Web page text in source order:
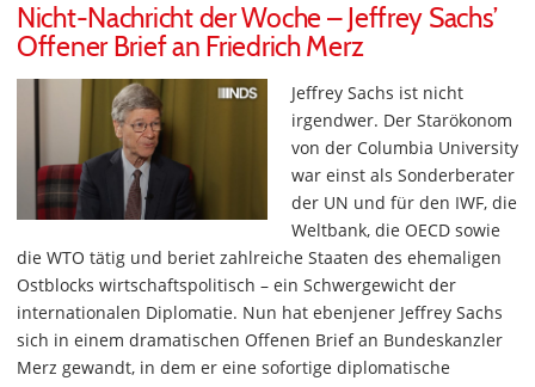
Nicht-Nachricht der Woche – Jeffrey Sachs’
Offener Brief an Friedrich Merz
Jeffrey Sachs ist nicht
irgendwer. Der Starökonom
von der Columbia University
war einst als Sonderberater
der UN und für den IWF, die
Weltbank, die OECD sowie
die WTO tätig und beriet zahlreiche Staaten des ehemaligen
Ostblocks wirtschaftspolitisch – ein Schwergewicht der
internationalen Diplomatie. Nun hat ebenjener Jeffrey Sachs
sich in einem dramatischen Offenen Brief an Bundeskanzler
Merz gewandt, in dem er eine sofortige diplomatische